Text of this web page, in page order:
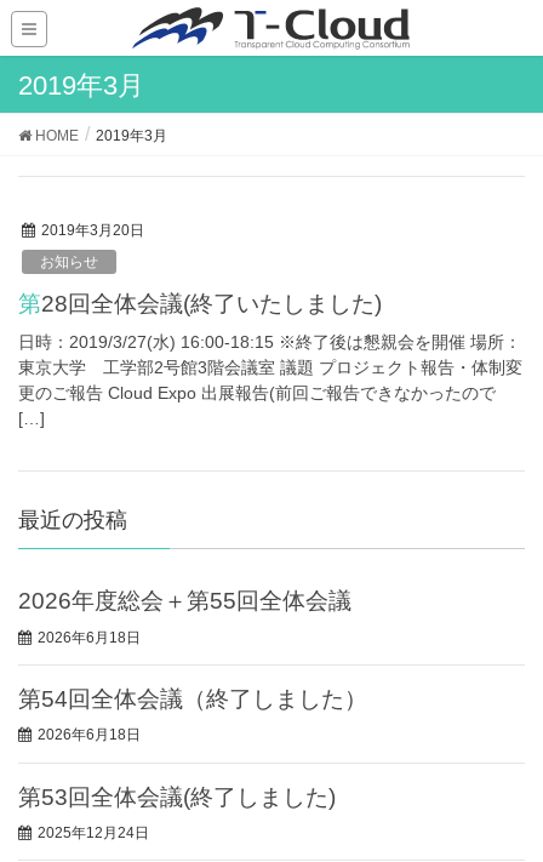
2019年3月
HOME 2019年3月
2019年3月20日
お知らせ
第28回全体会議(終了いたしました)
日時：2019/3/27(水) 16:00-18:15 ※終了後は懇親会を開催 場所：
東京大学 工学部2号館3階会議室 議題 プロジェクト報告・体制変
更のご報告 Cloud Expo 出展報告(前回ご報告できなかったので
[…]
最近の投稿
2026年度総会＋第55回全体会議
2026年6月18日
第54回全体会議（終了しました）
2026年6月18日
第53回全体会議(終了しました)
2025年12月24日